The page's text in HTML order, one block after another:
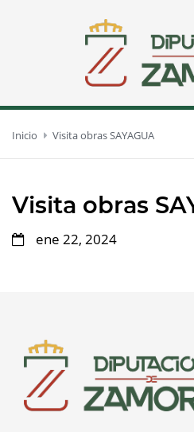
Inicio Visita obras SAYAGUA
Visita obras
ene 22, 2024